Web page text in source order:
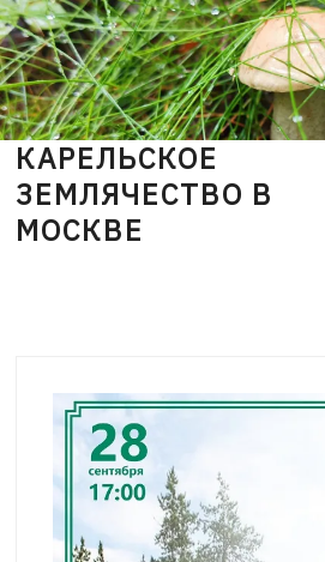
Skip
to
content
КАРЕЛЬСКОЕ
ЗЕМЛЯЧЕСТВО В
МОСКВЕ